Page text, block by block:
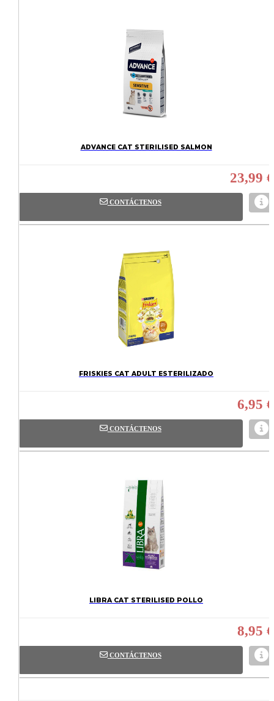
ADVANCE CAT STERILISED SALMON
23,99 €
CONTÁCTENOS
FRISKIES CAT ADULT ESTERILIZADO
6,95 €
CONTÁCTENOS
LIBRA CAT STERILISED POLLO
8,95 €
CONTÁCTENOS